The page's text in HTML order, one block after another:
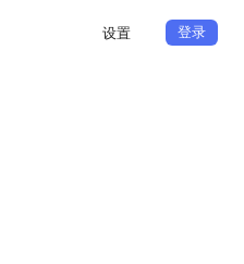
设置 登录